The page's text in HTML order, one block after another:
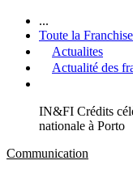
...
Toute la Franchise
Actualites
Actualité des
IN&FI Crédits
nationale à Porto
Communication